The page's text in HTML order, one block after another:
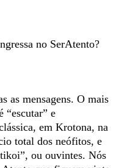
no SerAtento?
as mensagens. O mais
“escutar” e
em Krotona, na
total dos neófitos, e
ou ouvintes. Nós